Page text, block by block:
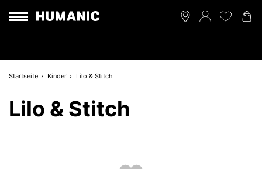
Startseite Kinder Lilo & Stitch
Lilo & Stitch